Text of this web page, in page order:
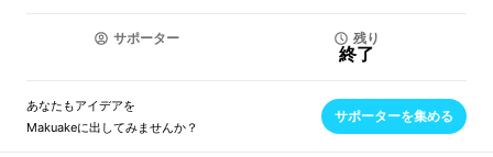
サポーター 残り
終了
あなたもアイデアを
Makuakeに出してみませんか？
サポーターを集める